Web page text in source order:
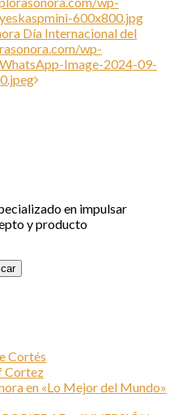
600x800.jpg
Día Internacional del
wp-
Image-2024-09-
en impulsar
y producto
Cortés
Cortez
en «Lo Mejor del Mundo»